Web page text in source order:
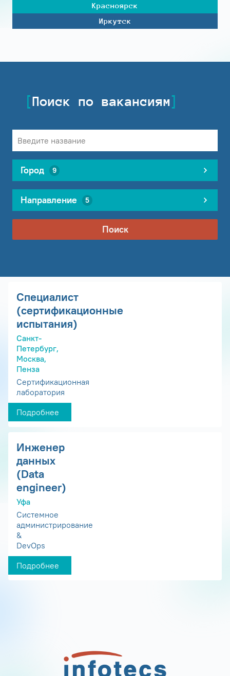
Красноярск
Иркутск
Поиск по вакансиям
Город 9
Направление 5
Поиск
Специалист
(сертификационные
испытания)
Санкт-
Петербург,
Москва,
Пенза
Сертификационная
лаборатория
Подробнее
Инженер
данных
(Data
engineer)
Уфа
Системное
администрирование
&
DevOps
Подробнее